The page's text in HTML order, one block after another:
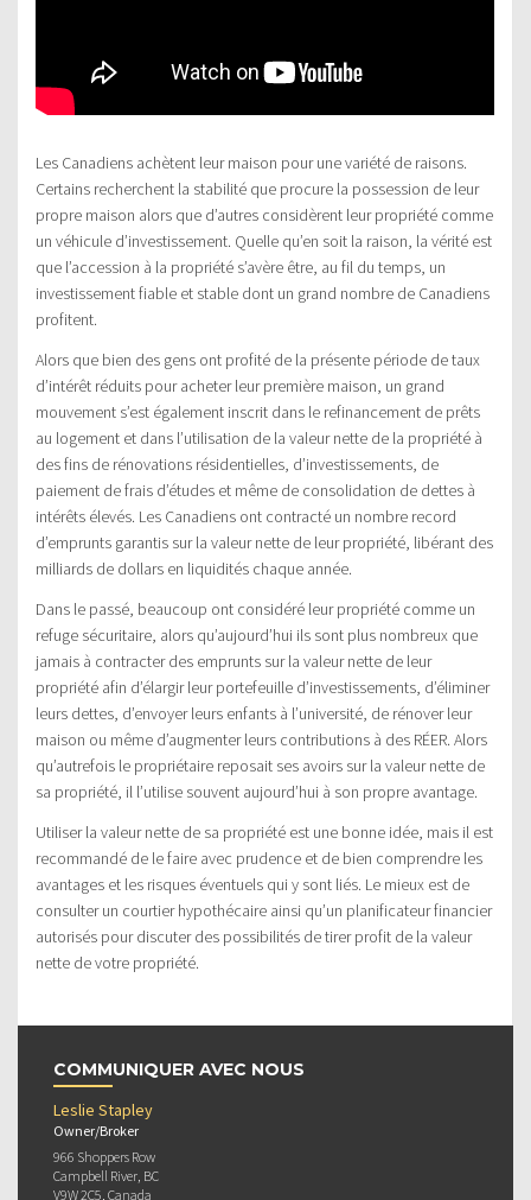
Les Canadiens achètent leur maison pour une variété de raisons.
Certains recherchent la stabilité que procure la possession de leur
propre maison alors que d’autres considèrent leur propriété comme
un véhicule d’investissement. Quelle qu’en soit la raison, la vérité est
que l’accession à la propriété s’avère être, au fil du temps, un
investissement fiable et stable dont un grand nombre de Canadiens
profitent.
Alors que bien des gens ont profité de la présente période de taux
d’intérêt réduits pour acheter leur première maison, un grand
mouvement s’est également inscrit dans le refinancement de prêts
au logement et dans l’utilisation de la valeur nette de la propriété à
des fins de rénovations résidentielles, d’investissements, de
paiement de frais d’études et même de consolidation de dettes à
intérêts élevés. Les Canadiens ont contracté un nombre record
d’emprunts garantis sur la valeur nette de leur propriété, libérant des
milliards de dollars en liquidités chaque année.
Dans le passé, beaucoup ont considéré leur propriété comme un
refuge sécuritaire, alors qu’aujourd’hui ils sont plus nombreux que
jamais à contracter des emprunts sur la valeur nette de leur
propriété afin d’élargir leur portefeuille d’investissements, d’éliminer
leurs dettes, d’envoyer leurs enfants à l’université, de rénover leur
maison ou même d’augmenter leurs contributions à des RÉER. Alors
qu’autrefois le propriétaire reposait ses avoirs sur la valeur nette de
sa propriété, il l’utilise souvent aujourd’hui à son propre avantage.
Utiliser la valeur nette de sa propriété est une bonne idée, mais il est
recommandé de le faire avec prudence et de bien comprendre les
avantages et les risques éventuels qui y sont liés. Le mieux est de
consulter un courtier hypothécaire ainsi qu’un planificateur financier
autorisés pour discuter des possibilités de tirer profit de la valeur
nette de votre propriété.
COMMUNIQUER AVEC NOUS
Leslie Stapley
Owner/Broker
966 Shoppers Row
Campbell River, BC
V9W 2C5, Canada